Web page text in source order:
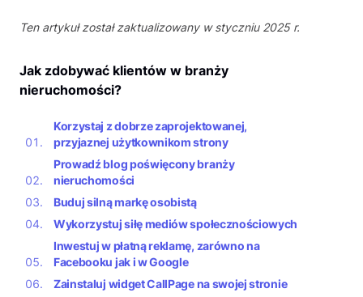
Ten artykuł został zaktualizowany w styczniu 2025 r.
Jak zdobywać klientów w branży
nieruchomości?
Korzystaj z dobrze zaprojektowanej,
przyjaznej użytkownikom strony
Prowadź blog poświęcony branży
nieruchomości
Buduj silną markę osobistą
Wykorzystuj siłę mediów społecznościowych
Inwestuj w płatną reklamę, zarówno na
Facebooku jak i w Google
Zainstaluj widget CallPage na swojej stronie